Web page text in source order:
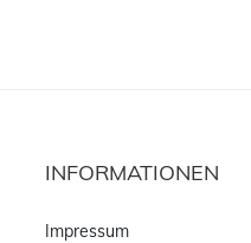
INFORMATIONEN
Impressum